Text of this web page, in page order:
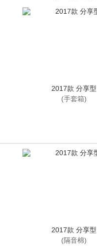
2017款 分享型
(手套箱)
2017款 分享型
(隔音棉)